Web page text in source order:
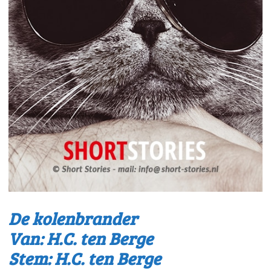
De kolenbrander
Van: H.C. ten Berge
Stem: H.C. ten Berge